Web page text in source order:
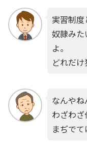
実習制度
奴隷み
よ。
どれだけ
なんや
わざわ
まぢでて